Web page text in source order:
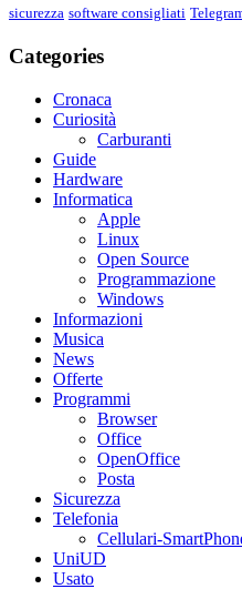
sicurezza software consigliati
Categories
Cronaca
Curiosità
Carburanti
Guide
Hardware
Informatica
Apple
Linux
Open Source
Programmazione
Windows
Informazioni
Musica
News
Offerte
Programmi
Browser
Office
OpenOffice
Posta
Sicurezza
Telefonia
Cellulari-
UniUD
Usato